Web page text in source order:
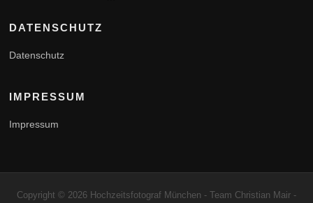
DATENSCHUTZ
Datenschutz
IMPRESSUM
Impressum
Copyright © 2026 Hochzeitsfotograf München - Team Christian Mair -